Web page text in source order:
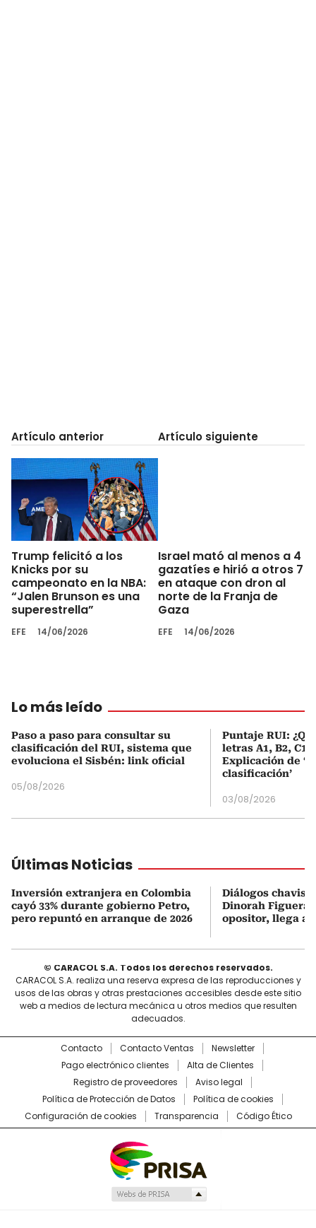
Artículo anterior
Trump felicitó a los
Knicks por su
campeonato en la NBA:
“Jalen Brunson es una
superestrella”
EFE 14/06/2026
Artículo siguiente
Israel mató al menos a 4
gazatíes e hirió a otros 7
en ataque con dron al
norte de la Franja de
Gaza
EFE 14/06/2026
Lo más leído
Paso a paso para consultar su
clasificación del RUI, sistema que
evoluciona el Sisbén: link oficial
05/08/2026
Puntaje RUI:
letras A1, B2, C1
Explicación de
clasificación’
03/08/2026
Últimas Noticias
Inversión extranjera en Colombia
cayó 33% durante gobierno Petro,
pero repuntó en arranque de 2026
Diálogos
Dinorah
opositor, llega a
© CARACOL S.A. Todos los derechos reservados.
CARACOL S.A. realiza una reserva expresa de las reproducciones y
usos de las obras y otras prestaciones accesibles desde este sitio
web a medios de lectura mecánica u otros medios que resulten
adecuados.
Contacto Contacto Ventas
Newsletter
Pago electrónico clientes
Alta de Clientes
Registro de proveedores
Aviso legal
Política de Protección de Datos
Política de cookies
Configuración de cookies
Transparencia Código Ético